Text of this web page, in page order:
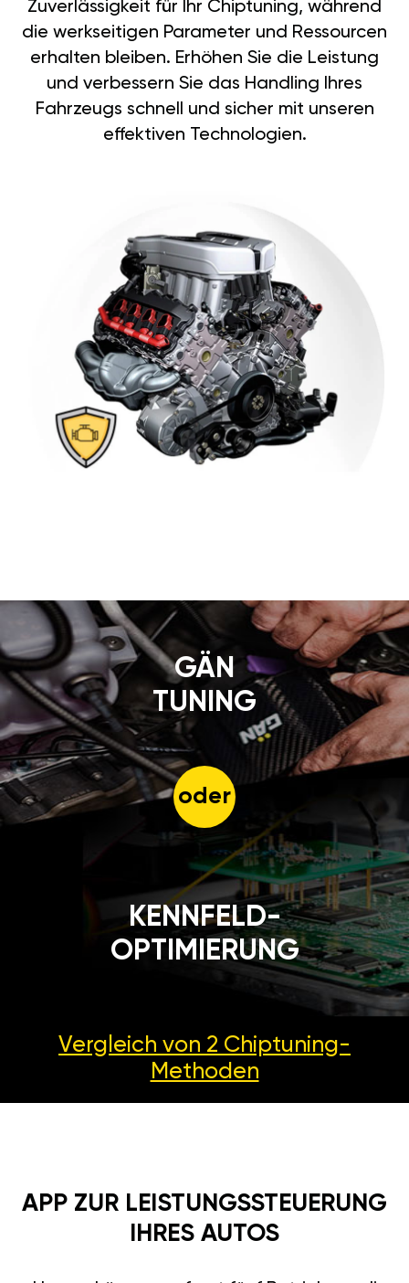
Zuverlässigkeit für Ihr Chiptuning, während
die werkseitigen Parameter und Ressourcen
erhalten bleiben. Erhöhen Sie die Leistung
und verbessern Sie das Handling Ihres
Fahrzeugs schnell und sicher mit unseren
effektiven Technologien.
GÄN
TUNING
oder
KENNFELD-
OPTIMIERUNG
Vergleich von 2 Chiptuning-
Methoden
APP ZUR LEISTUNGSSTEUERUNG
IHRES AUTOS